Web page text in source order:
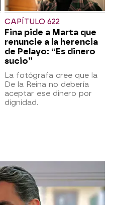
CAPÍTULO 622
Fina pide a Marta que
renuncie a la herencia
de Pelayo: “Es dinero
sucio”
La fotógrafa cree que la
De la Reina no debería
aceptar ese dinero por
dignidad.